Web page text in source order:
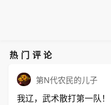
热门评论
第N代农民的儿子
我辽，武术散打第一队！